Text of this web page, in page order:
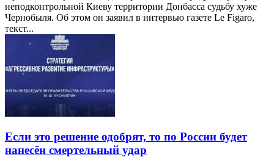
неподконтрольной Киеву территории Донбасса судьбу хуже
Чернобыля. Об этом он заявил в интервью газете Le Figaro,
текст...
Если это решение одобрят, то по России будет
нанесён смертельный удар